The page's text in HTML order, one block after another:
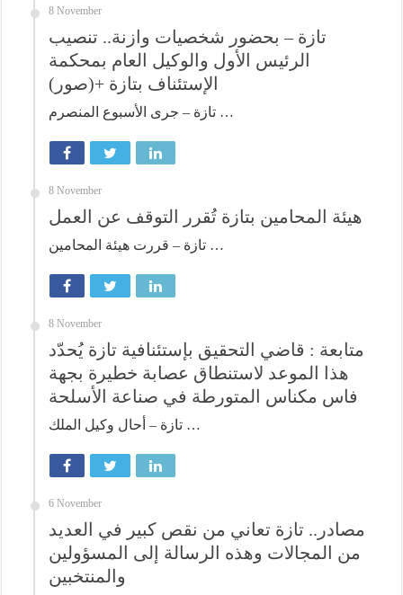
8 November
تازة – بحضور شخصيات وازنة.. تنصيب
الرئيس الأول والوكيل العام بمحكمة
الإستئناف بتازة +(صور)
تازة – جرى الأسبوع المنصرم …
8 November
هيئة المحامين بتازة تُقرر التوقف عن العمل
تازة – قررت هيئة المحامين …
8 November
متابعة : قاضي التحقيق بإستئنافية تازة يُحدّد
هذا الموعد لاستنطاق عصابة خطيرة بجهة
فاس مكناس المتورطة في صناعة الأسلحة
تازة – أحال وكيل الملك …
6 November
مصادر.. تازة تعاني من نقص كبير في العديد
من المجالات وهذه الرسالة إلى المسؤولين
والمنتخبين